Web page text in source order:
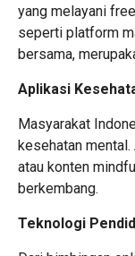
yang melayani
seperti platform
bersama,
Aplikasi
Masyarakat
kesehatan
atau konten
berkembang.
Teknologi